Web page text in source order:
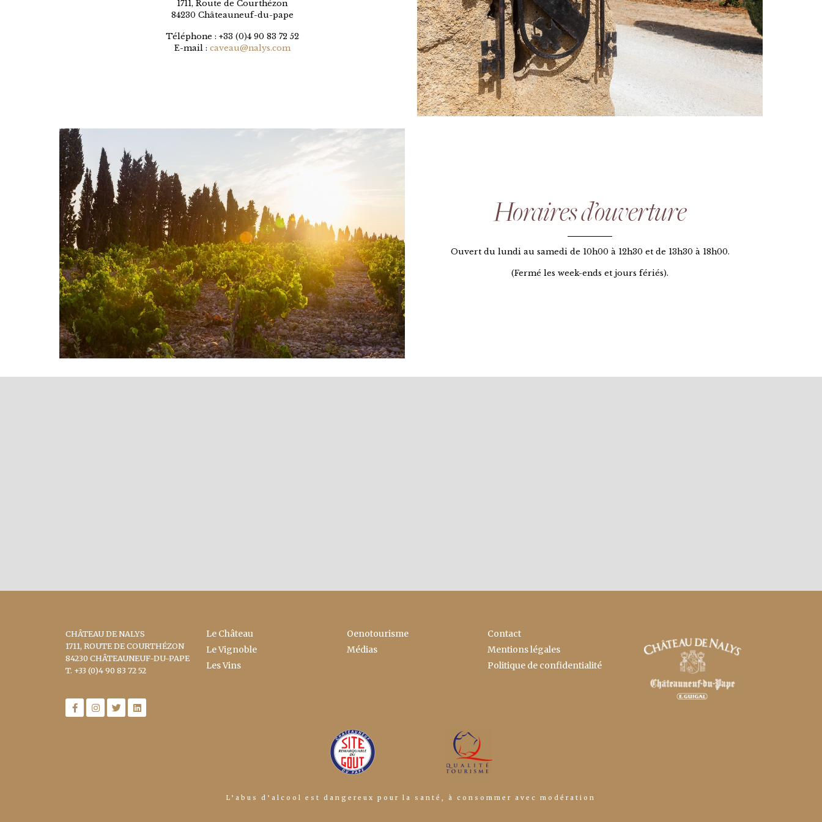
1711, Route de Courthézon
84230 Châteauneuf-du-pape
Téléphone : +33 (0)4 90 83 72 52
E-mail : caveau@nalys.com
Horaires d’ouverture
Ouvert du lundi au samedi de 10h00 à 12h30 et de 13h30 à 18h00.
(Fermé les week-ends et jours fériés).
CHÂTEAU DE NALYS
1711, ROUTE DE COURTHÉZON
84230 CHÂTEAUNEUF-DU-PAPE
T. +33 (0)4 90 83 72 52
Le Château
Le Vignoble
Les Vins
Oenotourisme
Médias
Contact
Mentions légales
Politique de confidentialité
L’abus d’alcool est dangereux pour la santé, à consommer avec modération